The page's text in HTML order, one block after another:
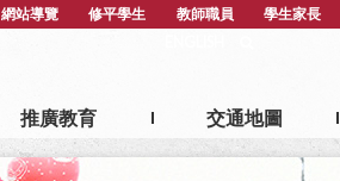
網站導覽 修平學生 教師職員 學生家長
推廣教育 交通地圖